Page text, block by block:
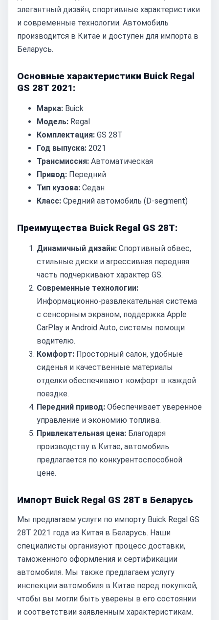
элегантный дизайн, спортивные характеристики
и современные технологии. Автомобиль
производится в Китае и доступен для импорта в
Беларусь.
Основные характеристики Buick Regal
GS 28T 2021:
Марка: Buick
Модель: Regal
Комплектация: GS 28T
Год выпуска: 2021
Трансмиссия: Автоматическая
Привод: Передний
Тип кузова: Седан
Класс: Средний автомобиль (D-segment)
Преимущества Buick Regal GS 28T:
Динамичный дизайн: Спортивный обвес,
стильные диски и агрессивная передняя
часть подчеркивают характер GS.
Современные технологии:
Информационно-развлекательная система
с сенсорным экраном, поддержка Apple
CarPlay и Android Auto, системы помощи
водителю.
Комфорт: Просторный салон, удобные
сиденья и качественные материалы
отделки обеспечивают комфорт в каждой
поездке.
Передний привод: Обеспечивает уверенное
управление и экономию топлива.
Привлекательная цена: Благодаря
производству в Китае, автомобиль
предлагается по конкурентоспособной
цене.
Импорт Buick Regal GS 28T в Беларусь
Мы предлагаем услуги по импорту Buick Regal GS
28T 2021 года из Китая в Беларусь. Наши
специалисты организуют процесс доставки,
таможенного оформления и сертификации
автомобиля. Мы также предлагаем услугу
инспекции автомобиля в Китае перед покупкой,
чтобы вы могли быть уверены в его состоянии
и соответствии заявленным характеристикам.